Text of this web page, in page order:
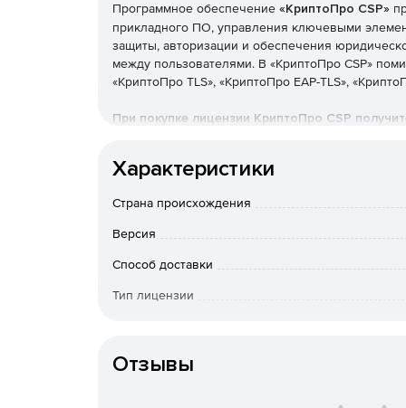
Программное обеспечение «КриптоПро CSP»
прикладного ПО, управления ключевыми
защиты, авторизации и обеспечения
между пользователями. В «КриптоПро CSP»
«КриптоПро TLS», «КриптоПро EAP-TLS»,
При покупке лицензии КриптоПро CSP
Решение предназначено для:
авторизации и обеспечения юридической
между пользователями, посредством
34.10-2012 (с использованием ГОСТ Р 34.11-94
обеспечения конфиденциальности и
обеспечения аутентичности,
контроля целостности системного и
Характеристики
Страна происхождения
Версия
Способ доставки
Тип лицензии
Отзывы